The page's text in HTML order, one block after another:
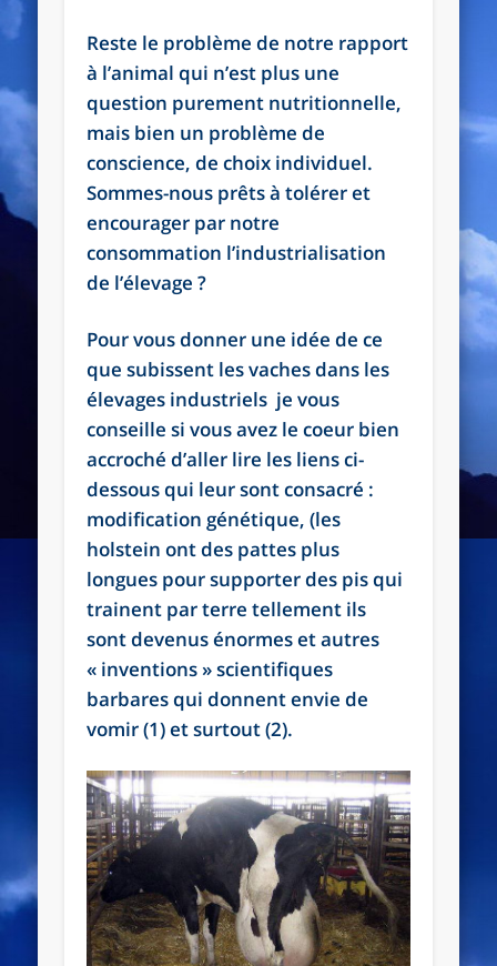
Reste le problème de notre rapport
à l’animal qui n’est plus une
question purement nutritionnelle,
mais bien un problème de
conscience, de choix individuel.
Sommes-nous prêts à tolérer et
encourager par notre
consommation l’industrialisation
de l’élevage ?
Pour vous donner une idée de ce
que subissent les vaches dans les
élevages industriels je vous
conseille si vous avez le coeur bien
accroché d’aller lire les liens ci-
dessous qui leur sont consacré :
modification génétique, (les
holstein ont des pattes plus
longues pour supporter des pis qui
trainent par terre tellement ils
sont devenus énormes et autres
« inventions » scientifiques
barbares qui donnent envie de
vomir (1) et surtout (2).